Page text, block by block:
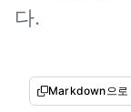
다.
Markdown으로